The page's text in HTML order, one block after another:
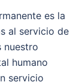
es la
al servicio de
nuestro
humano
servicio